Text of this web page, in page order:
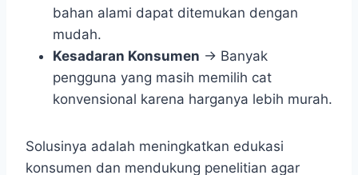
bahan alami dapat ditemukan dengan
mudah.
Kesadaran Konsumen → Banyak
pengguna yang masih memilih cat
konvensional karena harganya lebih murah.
Solusinya adalah meningkatkan edukasi
konsumen dan mendukung penelitian agar